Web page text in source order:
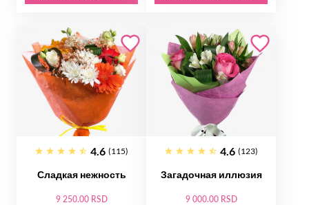
4.6 (115)
Сладкая нежность
9 250.00 RSD
4.6 (123)
Загадочная иллюзия
9 000.00 RSD